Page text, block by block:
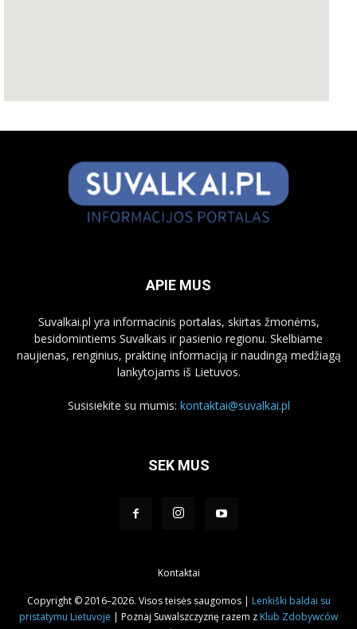
APIE MUS
Suvalkai.pl yra informacinis portalas, skirtas žmonėms,
besidomintiems Suvalkais ir pasienio regionu. Skelbiame
naujienas, renginius, praktinę informaciją ir naudingą medžiagą
lankytojams iš Lietuvos.
Susisiekite su mumis: kontaktai@suvalkai.pl
SEK MUS
Kontaktai
Copyright © 2016–2026. Visos teisės saugomos | Lenkiški baldai su
pristatymu Lietuvoje | Poznaj Suwalszczyznę razem z Klub Zdobywców